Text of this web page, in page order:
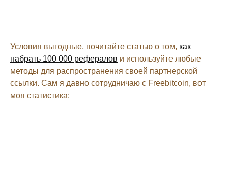
Условия выгодные, почитайте статью о том, как
набрать 100 000 рефералов и используйте любые
методы для распространения своей партнерской
ссылки. Сам я давно сотрудничаю с Freebitcoin, вот
моя статистика: